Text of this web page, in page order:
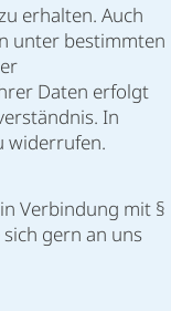
erhalten. Auch
unter bestimmten
Daten erfolgt
In
widerrufen.
Verbindung mit §
gern an uns